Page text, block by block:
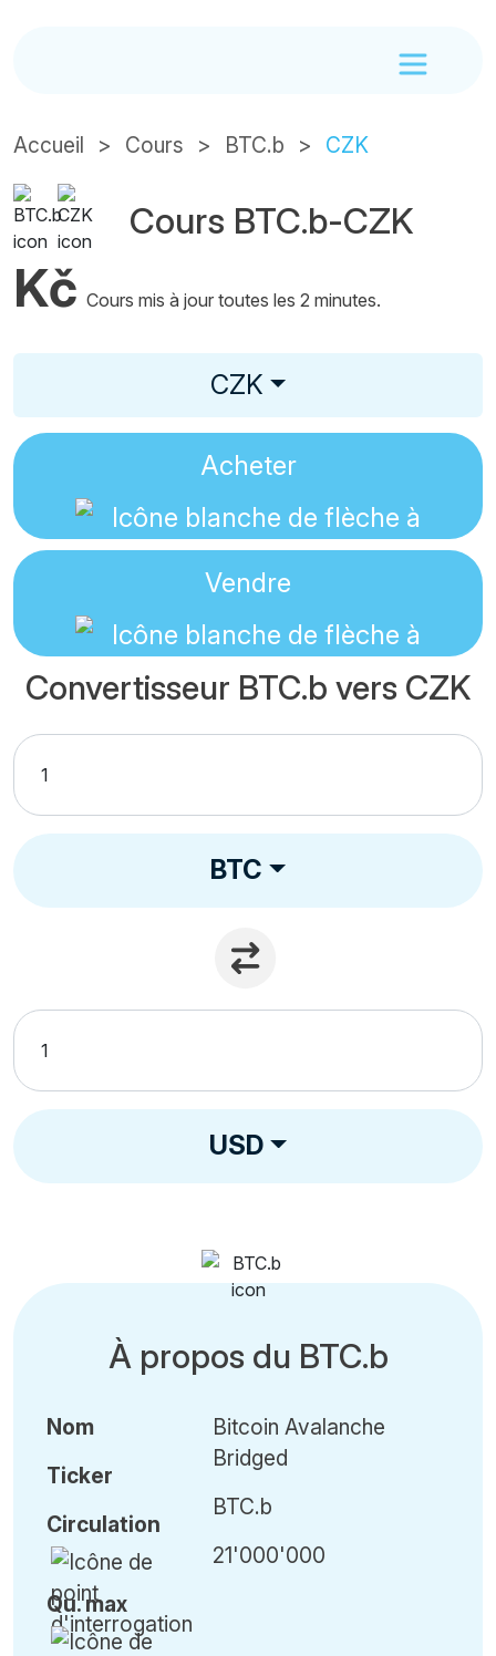
Accueil Cours BTC.b CZK
Cours BTC.b-CZK
Kč Cours mis à jour toutes les 2 minutes.
CZK
Acheter
Vendre
Convertisseur BTC.b vers CZK
BTC
USD
À propos du BTC.b
Nom
Ticker
Circulation
Qu.max
Bitcoin Avalanche
Bridged
BTC.b
21'000'000